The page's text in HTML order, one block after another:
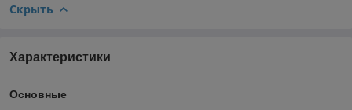
Скрыть
Характеристики
Основные